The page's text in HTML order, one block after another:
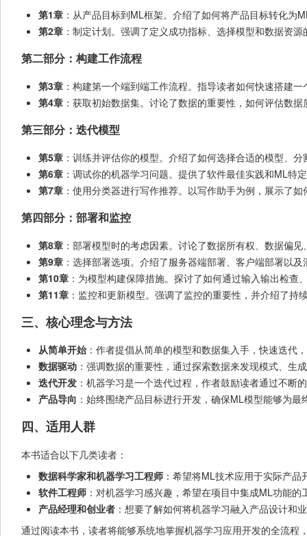
第1章 ：从产品目标到ML框架。介绍了如何将产品目标转化为
第2章 ：制定计划。强调了定义成功指标、选择模型和数据资
第二部分：构建工作流程
第3章 ：构建第一个端到端工作流程。指导读者如何快速搭建
第4章 ：获取初始数据集。讨论了数据的重要性，如何评估数
第三部分：迭代模型
第5章 ：训练并评估你的模型。介绍了如何选择合适的模型、
第6章 ：调试你的机器学习问题。提供了软件最佳实践和ML特
第7章 ：使用分类器进行写作推荐。以写作助手为例，展示了
第四部分：部署和监控
第8章 ：部署模型时的考虑因素。讨论了数据所有权、数据偏
第9章 ：选择部署选项。介绍了服务器端部署、客户端部署以
第10章 ：为模型构建保障措施。探讨了如何通过输入输出检查
第11章 ：监控和更新模型。强调了监控的重要性，并介绍了
三、核心理念与方法
从简单开始 ：作者提倡从简单的模型和数据集入手，快速迭代
数据驱动 ：强调数据的重要性，通过探索数据来发现模式、生
迭代开发 ：机器学习是一个迭代过程，作者鼓励读者通过不断
产品导向 ：始终围绕产品目标进行开发，确保ML模型能够为最
四、适用人群
本书适合以下几类读者：
数据科学家和机器学习工程师 ：希望将ML技术应用于实际产品
软件工程师 ：对机器学习感兴趣，希望在项目中集成ML功能的
产品经理和创业者 ：想要了解如何将机器学习融入产品设计和
通过阅读本书，读者将能够系统地掌握机器学习应用开发的全流